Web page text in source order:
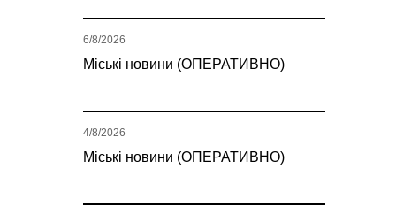
Міські новини (ОПЕРАТИВНО)
6/8/2026
Міські новини (ОПЕРАТИВНО)
4/8/2026